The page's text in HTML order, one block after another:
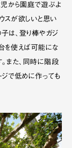
から園庭で遊ぶよ
スが欲しいと思い
は、登り棒やガジ
を使えば可能にな
。また、同時に階段
ジで低めに作っても